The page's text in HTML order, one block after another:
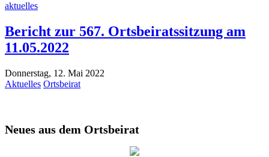
aktuelles
Bericht zur 567. Ortsbeiratssitzung am
11.05.2022
Donnerstag, 12. Mai 2022
Aktuelles Ortsbeirat
Neues aus dem Ortsbeirat